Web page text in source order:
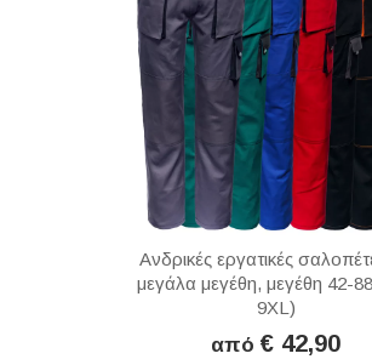
Ανδρικές εργατικές
μεγάλα μεγέθη, μεγέθη 42-
9XL)
από € 42,90